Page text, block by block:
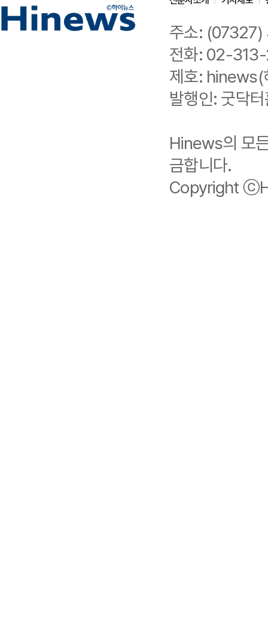
주소: (07327)
전화: 02-
제호: hinews(
발행인: 굿닥
Hinews의 모
금합니다.
Copyright